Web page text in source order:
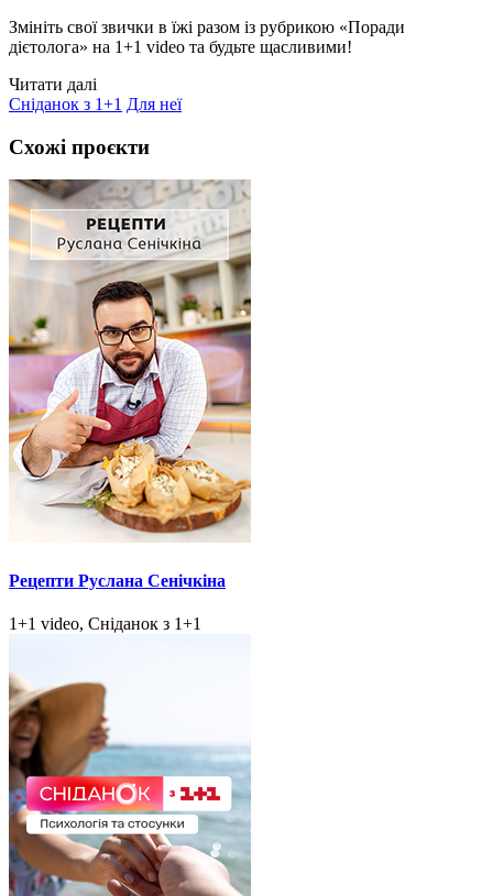
Змініть свої звички в їжі разом із рубрикою «Поради
дієтолога» на 1+1 video та будьте щасливими!
Читати далі
Сніданок з 1+1 Для неї
Схожі проєкти
Рецепти Руслана Сенічкіна
1+1 video, Сніданок з 1+1